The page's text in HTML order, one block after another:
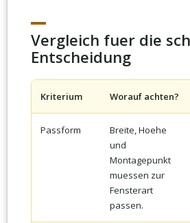
Vergleich fuer die
Entscheidung
Kriterium Worauf achten?
Passform
Breite, Hoehe
und
Montagepunkt
muessen zur
Fensterart
passen.